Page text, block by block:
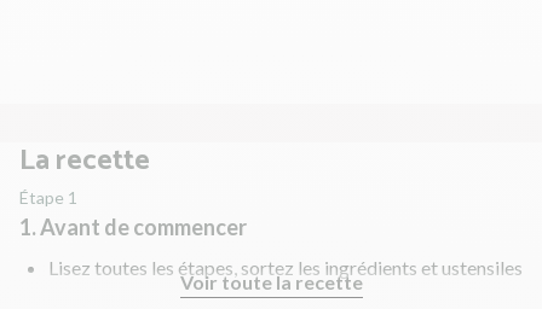
La recette
Étape 1
1. Avant de commencer
Lisez toutes les étapes, sortez les ingrédients et ustensiles
nécessaires et rincez les fruits et légumes !
Voir toute la recette